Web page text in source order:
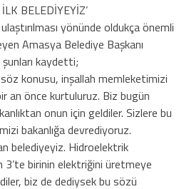
BELEDİYEYİZ’
yönünde oldukça önemli
Amasya Belediye Başkanı
kaydetti;
konusu, inşallah memleketimizi
an önce kurtuluruz. Biz bugün
onun için geldiler. Sizlere bu
bakanlığa devrediyoruz.
belediyeyiz. Hidroelektrik
3’te birinin elektriğini üretmeye
biz de dediysek bu sözü